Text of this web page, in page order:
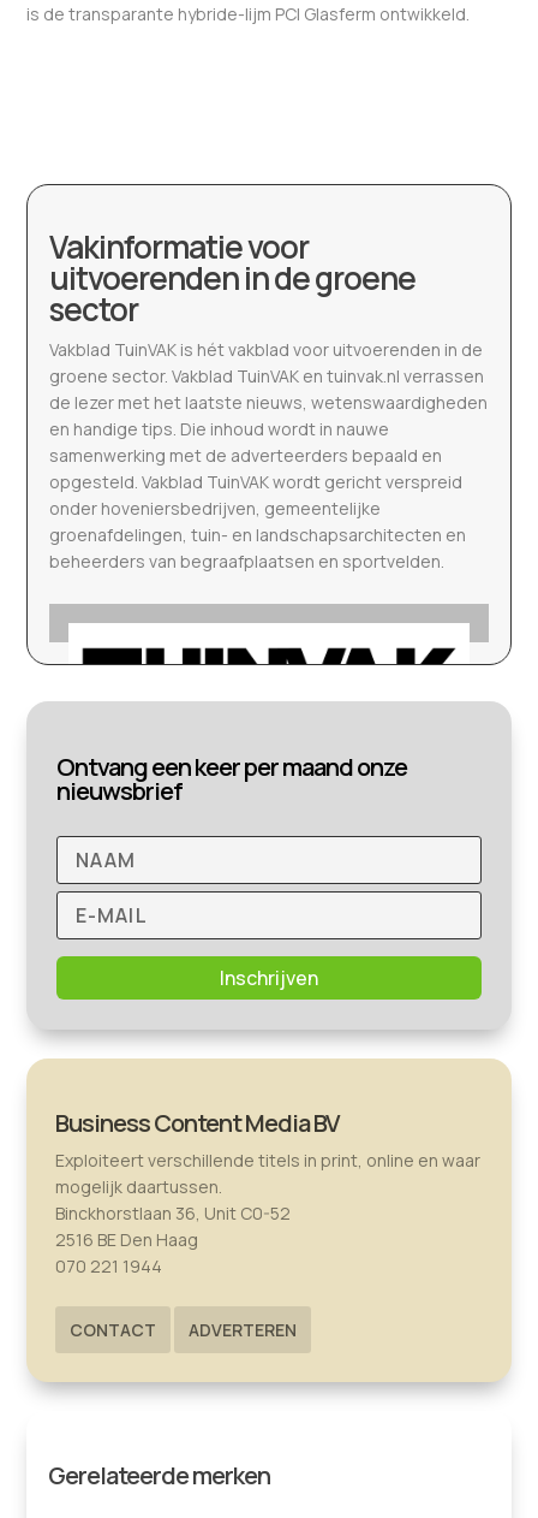
is de transparante hybride-lijm PCI Glasferm ontwikkeld.
Vakinformatie voor
uitvoerenden in de groene
sector
Vakblad TuinVAK is hét vakblad voor uitvoerenden in de
groene sector. Vakblad TuinVAK en tuinvak.nl verrassen
de lezer met het laatste nieuws, wetenswaardigheden
en handige tips. Die inhoud wordt in nauwe
samenwerking met de adverteerders bepaald en
opgesteld. Vakblad TuinVAK wordt gericht verspreid
onder hoveniersbedrijven, gemeentelijke
groenafdelingen, tuin- en landschapsarchitecten en
beheerders van begraafplaatsen en sportvelden.
Ontvang een keer per maand onze
nieuwsbrief
Inschrijven
Business Content Media BV
Exploiteert verschillende titels in print, online en waar
mogelijk daartussen.
Binckhorstlaan 36, Unit C0-52
2516 BE Den Haag
070 221 1944
CONTACT ADVERTEREN
Gerelateerde merken